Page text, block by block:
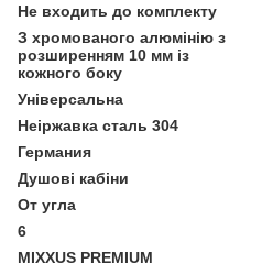
Не входить до комплекту
З хромованого алюмінію з
розширенням 10 мм із
кожного боку
Універсальна
Неіржавка сталь 304
Германия
Душові кабіни
От угла
6
MIXXUS PREMIUM